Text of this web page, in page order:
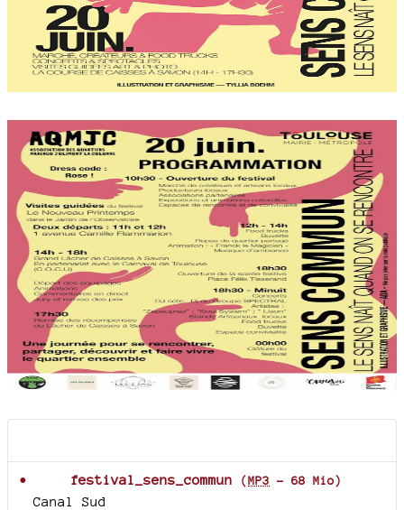
festival_sens_commun (MP3 - 68 Mio)
Canal Sud